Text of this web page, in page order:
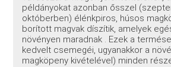
példányokat azonban ősszel
októberben) élénkpiros, húsos
borított magvak díszítik, amelyek
növényen maradnak . Ezek a
kedvelt csemegéi, ugyanakkor a
magköpeny kivételével) minden